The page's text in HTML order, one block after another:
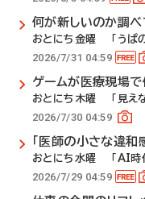
何が新しいのか調べ
おとにち金曜 「うぱの
2026/7/31 04:59
ゲームが医療現場
おとにち木曜 「見えな
2026/7/30 04:59
「医師の小さな違和
おとにち水曜 「AI時
2026/7/29 04:59